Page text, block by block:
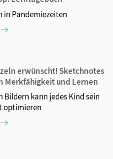
in Pandemiezeiten
erwünscht! Sketchnotes
Merkfähigkeit und Lernen
Bildern kann jedes Kind sein
optimieren